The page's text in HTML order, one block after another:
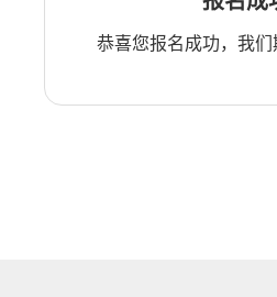
恭喜您报名成功，我们